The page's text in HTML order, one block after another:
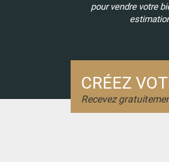
pour vendre votre
CRÉEZ
Recevez